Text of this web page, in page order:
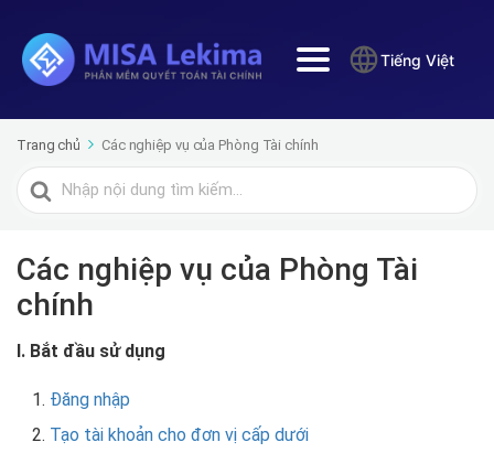
Tiếng Việt
Trang chủ Các nghiệp vụ của Phòng Tài chính
Tìm
kiếm
Các nghiệp vụ của Phòng Tài
chính
I. Bắt đầu sử dụng
Đăng nhập
Tạo tài khoản cho đơn vị cấp dưới